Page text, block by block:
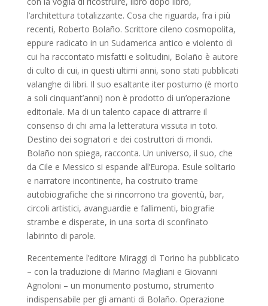
l’architettura totalizzante. Cosa che riguarda, fra i più
recenti, Roberto Bolaño. Scrittore cileno cosmopolita,
eppure radicato in un Sudamerica antico e violento di
cui ha raccontato misfatti e solitudini, Bolaño è autore
di culto di cui, in questi ultimi anni, sono stati pubblicati
valanghe di libri. Il suo esaltante iter postumo (è morto
a soli cinquant’anni) non è prodotto di un’operazione
editoriale. Ma di un talento capace di attrarre il
consenso di chi ama la letteratura vissuta in toto.
Destino dei sognatori e dei costruttori di mondi.
Bolaño non spiega, racconta. Un universo, il suo, che
da Cile e Messico si espande all’Europa. Esule solitario
e narratore incontinente, ha costruito trame
autobiografiche che si rincorrono tra gioventù, bar,
circoli artistici, avanguardie e fallimenti, biografie
strambe e disperate, in una sorta di sconfinato
labirinto di parole.
Recentemente l’editore Miraggi di Torino ha pubblicato
– con la traduzione di Marino Magliani e Giovanni
Agnoloni – un monumento postumo, strumento
indispensabile per gli amanti di Bolaño. Operazione